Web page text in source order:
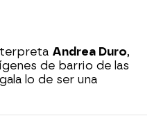
Andrea Duro,
de barrio de las
lo de ser una